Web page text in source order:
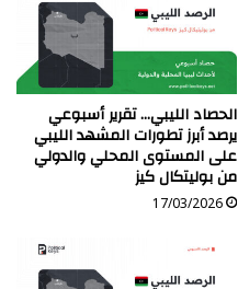
الحصاد الليبي… تقرير أسبوعي
يرصد أبرز تطورات المشهد الليبي
على المستوى المحلي والدولي
من بوليتكال كيز
17/03/2026